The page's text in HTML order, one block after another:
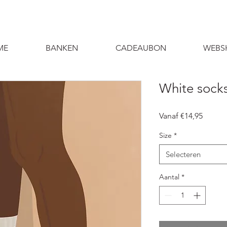
BANKEN CADEAUBON
White
Vanaf €14,95
Size *
Selecteren
Aantal *